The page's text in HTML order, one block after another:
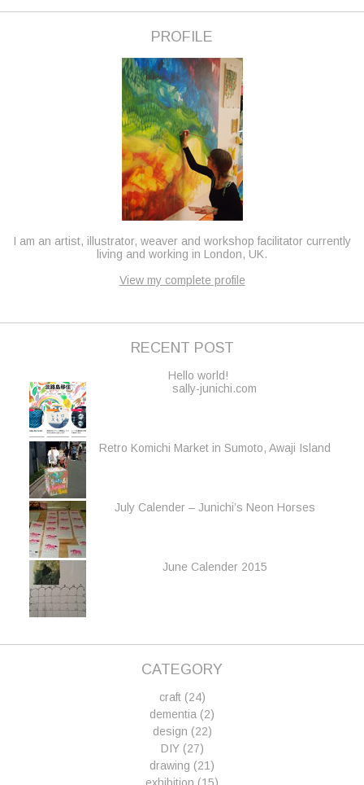
PROFILE
I am an artist, illustrator, weaver and workshop facilitator currently
living and working in London, UK.
View my complete profile
RECENT POST
Hello world!
sally-junichi.com
Retro Komichi Market in Sumoto, Awaji Island
July Calender – Junichi’s Neon Horses
June Calender 2015
CATEGORY
craft(24)
dementia (2)
design (22)
DIY(27)
drawing (21)